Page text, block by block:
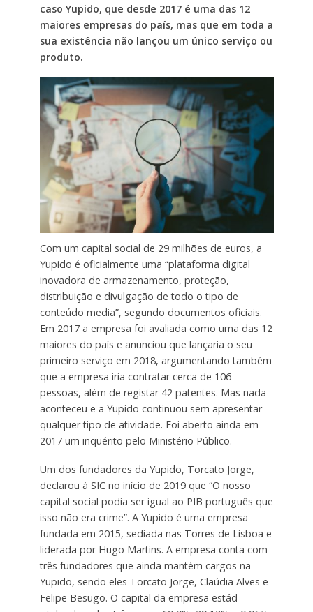
caso Yupido, que desde 2017 é uma das 12
maiores empresas do país, mas que em toda a
sua existência não lançou um único serviço ou
produto.
Com um capital social de 29 milhões de euros, a
Yupido é oficialmente uma “plataforma digital
inovadora de armazenamento, proteção,
distribuição e divulgação de todo o tipo de
conteúdo media”, segundo documentos oficiais.
Em 2017 a empresa foi avaliada como uma das 12
maiores do país e anunciou que lançaria o seu
primeiro serviço em 2018, argumentando também
que a empresa iria contratar cerca de 106
pessoas, além de registar 42 patentes. Mas nada
aconteceu e a Yupido continuou sem apresentar
qualquer tipo de atividade. Foi aberto ainda em
2017 um inquérito pelo Ministério Público.
Um dos fundadores da Yupido, Torcato Jorge,
declarou à SIC no início de 2019 que “O nosso
capital social podia ser igual ao PIB português que
isso não era crime”. A Yupido é uma empresa
fundada em 2015, sediada nas Torres de Lisboa e
liderada por Hugo Martins. A empresa conta com
três fundadores que ainda mantém cargos na
Yupido, sendo eles Torcato Jorge, Claúdia Alves e
Felipe Besugo. O capital da empresa estád